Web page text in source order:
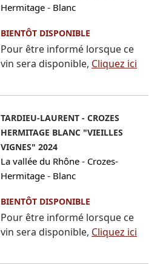
Hermitage - Blanc
BIENTÔT DISPONIBLE
Pour être informé lorsque ce
vin sera disponible, Cliquez ici
TARDIEU-LAURENT - CROZES
HERMITAGE BLANC "VIEILLES
VIGNES" 2024
La vallée du Rhône - Crozes-
Hermitage - Blanc
BIENTÔT DISPONIBLE
Pour être informé lorsque ce
vin sera disponible, Cliquez ici